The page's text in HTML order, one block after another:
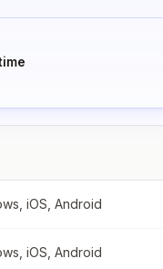
iOS, Android
iOS, Android